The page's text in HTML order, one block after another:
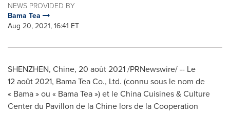
NEWS PROVIDED BY
Bama Tea
Aug 20, 2021, 16:41 ET
SHENZHEN, Chine, 20 août 2021 /PRNewswire/ -- Le
12 août 2021, Bama Tea Co., Ltd. (connu sous le nom de
« Bama » ou « Bama Tea ») et le China Cuisines & Culture
Center du Pavillon de la Chine lors de la Cooperation